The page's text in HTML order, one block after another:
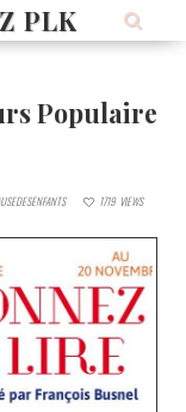
PLK
Populaire
1719 VIEWS